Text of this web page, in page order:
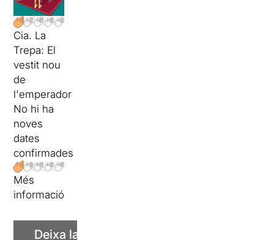
Cia. La
Trepa: El
vestit nou
de
l'emperador
No hi ha
noves
dates
confirmades
Més
informació
Deixa la